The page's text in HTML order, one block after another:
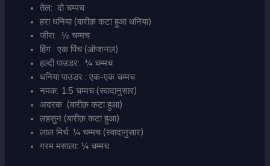
तेल: दो चम्मच
हरा धनिया (बारीक़ कटा हुआ धनिया)
जीरा: ½ चम्मच
हिंग : एक पिंच (ऑप्शनल)
हल्दी पाउडर: ¼ चम्मच
धनिया पाउडर : एक-एक चम्मच
नमक: 1.5 चम्मच (स्वादानुसार)
अदरक (बारीक़ कटा हुआ)
लहसुन (बारीक़ कटा हुआ)
लाल मिर्च: ¼ चम्मच (स्वादानुसार)
गरम मसाला: ¼ चम्मच